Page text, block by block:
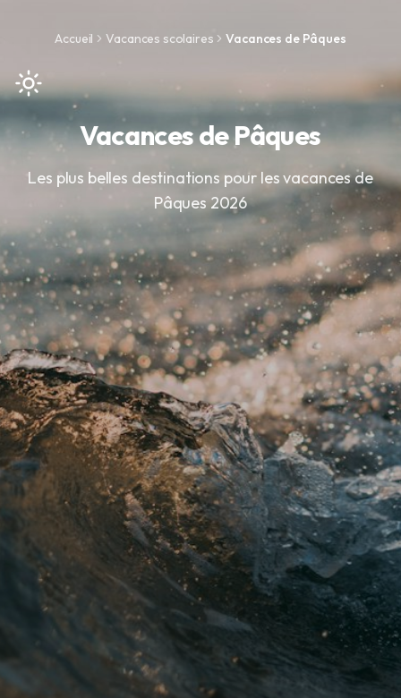
Accueil Vacances scolaires Vacances de Pâques
Vacances de Pâques
Les plus belles destinations pour les vacances de
Pâques 2026